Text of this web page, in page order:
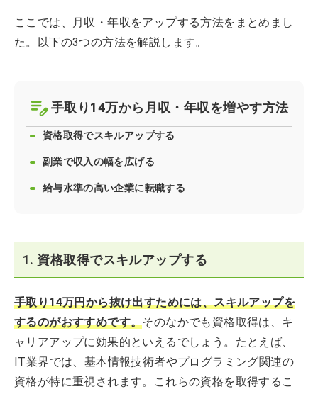
ここでは、月収・年収をアップする方法をまとめまし
た。以下の3つの方法を解説します。
手取り14万から月収・年収を増やす方法
資格取得でスキルアップする
副業で収入の幅を広げる
給与水準の高い企業に転職する
1. 資格取得でスキルアップする
手取り14万円から抜け出すためには、スキルアップを
するのがおすすめです。そのなかでも資格取得は、キ
ャリアアップに効果的といえるでしょう。たとえば、
IT業界では、基本情報技術者やプログラミング関連の
資格が特に重視されます。これらの資格を取得するこ